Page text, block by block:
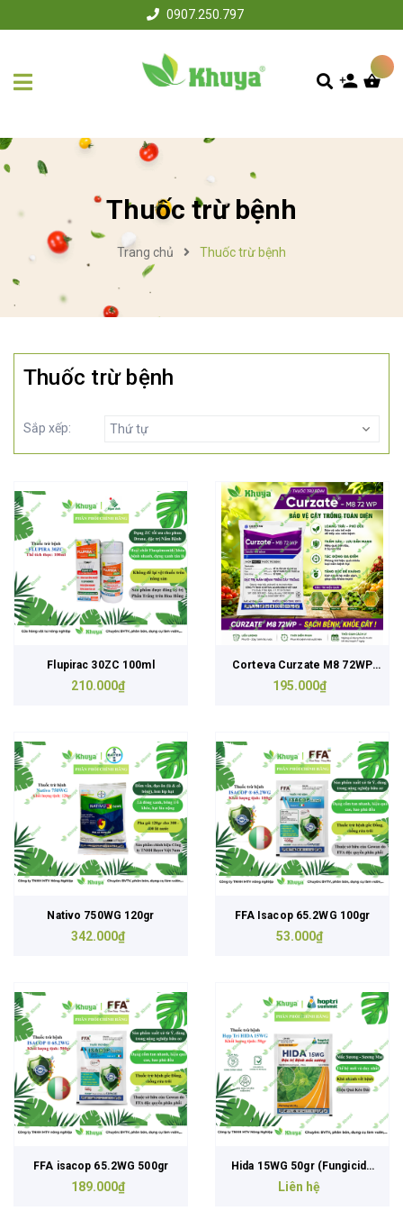
0907.250.797
Thuốc trừ bệnh
Trang chủ Thuốc trừ bệnh
Thuốc trừ bệnh
Sắp xếp: Thứ tự
Flupirac 30ZC 100ml
210.000₫
Corteva Curzate M8 72WP
500gr
195.000₫
Nativo 750WG 120gr
342.000₫
FFA Isacop 65.2WG 100gr
53.000₫
FFA isacop 65.2WG 500gr
189.000₫
Hida 15WG 50gr (Fungicide
FG)
Liên hệ